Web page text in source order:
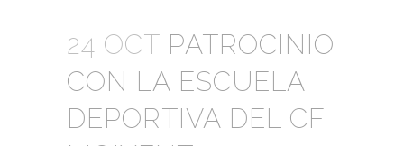
24 OCT PATROCINIO
CON LA ESCUELA
DEPORTIVA DEL CF